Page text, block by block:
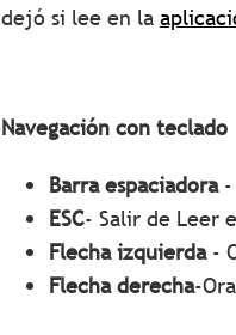
dejó si lee en la
Navegación con teclado
Barra espaciadora-
ESC- Salir de Leer
Flecha izquierda -
Flecha derecha-